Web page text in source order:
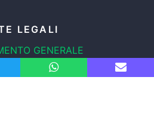
LEGALI
GENERALE
DATI
COOKIES